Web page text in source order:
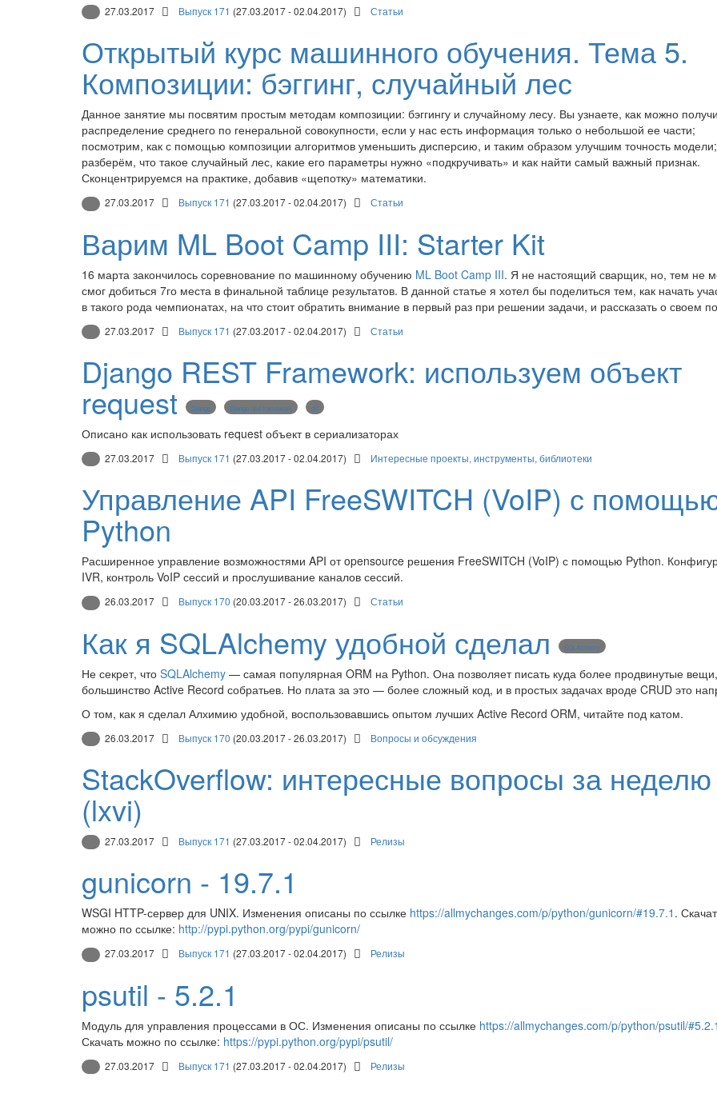
27.03.2017 Выпуск 171 (27.03.2017 - 02.04.2017) Статьи
Открытый курс машинного обучения. Тема 5.
Композиции: бэггинг, случайный лес
Данное занятие мы посвятим простым методам композиции: бэггингу и случайному лесу. Вы узнаете, как можно
распределение среднего по генеральной совокупности, если у нас есть информация только о небольшой ее части;
посмотрим, как с помощью композиции алгоритмов уменьшить дисперсию, и таким образом улучшим точность модели;
разберём, что такое случайный лес, какие его параметры нужно «подкручивать» и как найти самый важный признак.
Сконцентрируемся на практике, добавив «щепотку» математики.
27.03.2017 Выпуск 171 (27.03.2017 - 02.04.2017) Статьи
Варим ML Boot Camp III: Starter Kit
16 марта закончилось соревнование по машинному обучению ML Boot Camp III. Я не настоящий сварщик, но, тем не
смог добиться 7го места в финальной таблице результатов. В данной статье я хотел бы поделиться тем, как начать
в такого рода чемпионатах, на что стоит обратить внимание в первый раз при решении задачи, и рассказать о своем
27.03.2017 Выпуск 171 (27.03.2017 - 02.04.2017) Статьи
Django REST Framework: используем объект
request Django Django rest framework drf
Описано как использовать request объект в сериализаторах
27.03.2017 Выпуск 171 (27.03.2017 - 02.04.2017) Интересные проекты, инструменты, библиотеки
Управление API FreeSWITCH (VoIP) с
Python
Расширенное управление возможностями API от opensource решения FreeSWITCH (VoIP) с помощью Python.
IVR, контроль VoIP сессий и прослушивание каналов сессий.
26.03.2017 Выпуск 170 (20.03.2017 - 26.03.2017) Статьи
Как я SQLAlchemy удобной сделал SQLAlchemy
Не секрет, что SQLAlchemy — самая популярная ORM на Python. Она позволяет писать куда более продвинутые
большинство Active Record собратьев. Но плата за это — более сложный код, и в простых задачах вроде CRUD это
О том, как я сделал Алхимию удобной, воспользовавшись опытом лучших Active Record ORM, читайте под катом.
26.03.2017 Выпуск 170 (20.03.2017 - 26.03.2017) Вопросы и обсуждения
StackOverflow: интересные вопросы за неделю
(lxvi)
27.03.2017 Выпуск 171 (27.03.2017 - 02.04.2017) Релизы
gunicorn - 19.7.1
WSGI HTTP-сервер для UNIX. Изменения описаны по ссылке https://allmychanges.com/p/python/gunicorn/#19.7.1 .
можно по ссылке: http://pypi.python.org/pypi/gunicorn/
27.03.2017 Выпуск 171 (27.03.2017 - 02.04.2017) Релизы
psutil - 5.2.1
Модуль для управления процессами в ОС. Изменения описаны по ссылке https://allmychanges.com/p/python/psutil/#5.2.1
Скачать можно по ссылке: https://pypi.python.org/pypi/psutil/
27.03.2017 Выпуск 171 (27.03.2017 - 02.04.2017) Релизы